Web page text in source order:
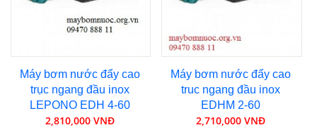
Máy bơm nước đẩy cao
trục ngang đầu inox
LEPONO EDH 4-60
2,810,000 VNĐ
Máy bơm nước đẩy cao
truc ngang đầu inox
EDHM 2-60
2,710,000 VNĐ